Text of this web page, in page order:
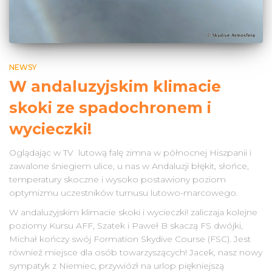
NEWSY
W andaluzyjskim klimacie
skoki ze spadochronem i
wycieczki!
Oglądając w TV lutową falę zimna w północnej Hiszpanii i
zawalone śniegiem ulice, u nas w Andaluzji błękit, słońce,
temperatury skoczne i wysoko postawiony poziom
optymizmu uczestników turnusu lutowo-marcowego.
W andaluzyjskim klimacie skoki i wycieczki! zaliczaja kolejne
poziomy Kursu AFF, Szatek i Paweł B skaczą FS dwójki,
Michał kończy swój Formation Skydive Course (FSC). Jest
również miejsce dla osób towarzyszących! Jacek, nasz nowy
sympatyk z Niemiec, przywiózł na urlop piękniejszą